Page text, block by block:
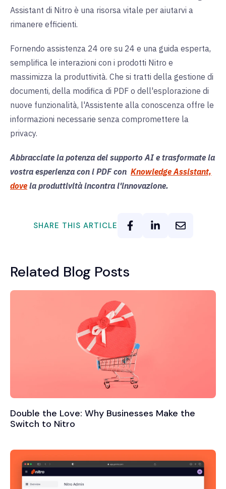
Assistant di Nitro è una risorsa vitale per aiutarvi a
rimanere efficienti.
Fornendo assistenza 24 ore su 24 e una guida esperta,
semplifica le interazioni con i prodotti Nitro e
massimizza la produttività. Che si tratti della gestione di
documenti, della modifica di PDF o dell'esplorazione di
nuove funzionalità, l'Assistente alla conoscenza offre le
informazioni necessarie senza compromettere la
privacy.
Abbracciate la potenza del supporto AI e trasformate la
vostra esperienza con i PDF con Knowledge Assistant,
dove la produttività incontra l'innovazione.
SHARE THIS ARTICLE
Related Blog Posts
Double the Love: Why Businesses Make the
Switch to Nitro